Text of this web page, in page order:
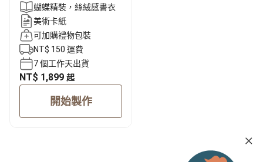
蝴蝶精裝，絲絨感書衣
美術卡紙
可加購禮物包裝
NT$ 150 運費
7 個工作天出貨
NT$ 1,899 起
開始製作